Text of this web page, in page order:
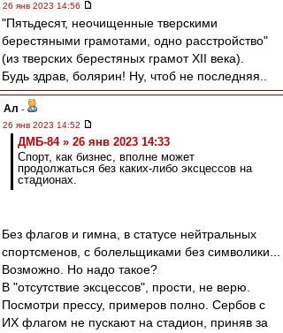
26 янв 2023 14:56
"Пятьдесят, неочищенные тверскими
берестяными грамотами, одно расстройство"
(из тверских берестяных грамот XII века).
Будь здрав, болярин! Ну, чтоб не последняя..
Ал -
26 янв 2023 14:52
ДМБ-84 » 26 янв 2023 14:33
Спорт, как бизнес, вполне может
продолжаться без каких-либо эксцессов на
стадионах.
Без флагов и гимна, в статусе нейтральных
спортсменов, с болельщиками без символики...
Возможно. Но надо такое?
В "отсутствие эксцессов", прости, не верю.
Посмотри прессу, примеров полно. Сербов с
ИХ флагом не пускают на стадион, приняв за